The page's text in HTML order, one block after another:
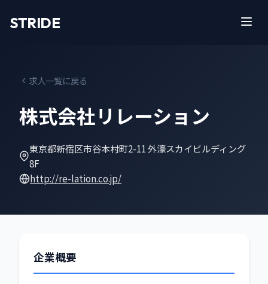
STRIDE
求人一覧に戻る
株式会社リレーション
東京都新宿区市谷本村町2-11 外濠スカイビルディング
8F
http://re-lation.co.jp/
企業概要